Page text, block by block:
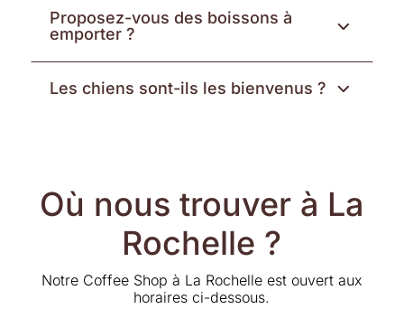
3
Proposez-vous des boissons à
emporter ?
3
Les chiens sont-ils les bienvenus ?
Où nous trouver à La
Rochelle ?
Notre Coffee Shop à La Rochelle est ouvert aux
horaires ci-dessous.